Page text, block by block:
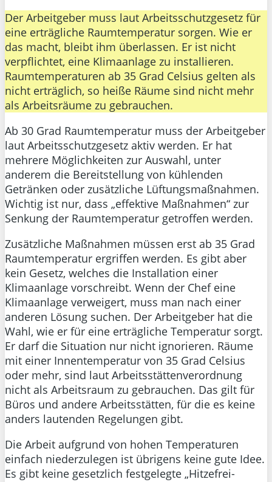
Der Arbeitgeber muss laut Arbeitsschutzgesetz für
eine erträgliche Raumtemperatur sorgen. Wie er
das macht, bleibt ihm überlassen. Er ist nicht
verpflichtet, eine Klimaanlage zu installieren.
Raumtemperaturen ab 35 Grad Celsius gelten als
nicht erträglich, so heiße Räume sind nicht mehr
als Arbeitsräume zu gebrauchen.
Ab 30 Grad Raumtemperatur muss der Arbeitgeber
laut Arbeitsschutzgesetz aktiv werden. Er hat
mehrere Möglichkeiten zur Auswahl, unter
anderem die Bereitstellung von kühlenden
Getränken oder zusätzliche Lüftungsmaßnahmen.
Wichtig ist nur, dass „effektive Maßnahmen“ zur
Senkung der Raumtemperatur getroffen werden.
Zusätzliche Maßnahmen müssen erst ab 35 Grad
Raumtemperatur ergriffen werden. Es gibt aber
kein Gesetz, welches die Installation einer
Klimaanlage vorschreibt. Wenn der Chef eine
Klimaanlage verweigert, muss man nach einer
anderen Lösung suchen. Der Arbeitgeber hat die
Wahl, wie er für eine erträgliche Temperatur sorgt.
Er darf die Situation nur nicht ignorieren. Räume
mit einer Innentemperatur von 35 Grad Celsius
oder mehr, sind laut Arbeitsstättenverordnung
nicht als Arbeitsraum zu gebrauchen. Das gilt für
Büros und andere Arbeitsstätten, für die es keine
anders lautenden Regelungen gibt.
Die Arbeit aufgrund von hohen Temperaturen
einfach niederzulegen ist übrigens keine gute Idee.
Es gibt keine gesetzlich festgelegte „Hitzefrei-